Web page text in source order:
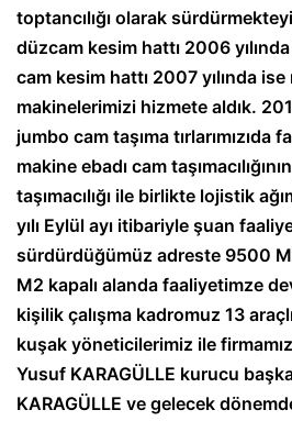
toptancılığı olarak
düzcam kesim hattı 2006
cam kesim hattı 2007 yılında
makinelerimizi hizmete aldık.
jumbo cam taşıma tırlarımızıda
makine ebadı cam
taşımacılığı ile birlikte lojistik
yılı Eylül ayı itibariyle şuan
sürdürdüğümüz adreste 9500
M2 kapalı alanda faaliyetimze
kişilik çalışma kadromuz 13
kuşak yöneticilerimiz ile
Yusuf KARAGÜLLE kurucu
KARAGÜLLE ve gelecek